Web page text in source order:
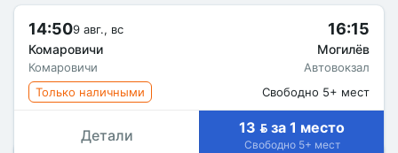
14:509 авг., вс
Комаровичи
Комаровичи
16:15
Могилёв
Автовокзал
Только наличными
Свободно 5+ мест
Детали 13  за 1 место
Свободно 5+ мест